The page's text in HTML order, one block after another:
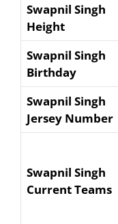
Swapnil Singh
Height
Swapnil Singh
Birthday
Swapnil Singh
Jersey Number
Swapnil Singh
Current Teams